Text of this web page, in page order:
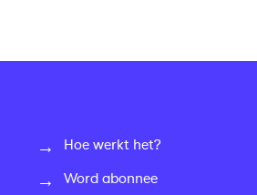
Hoe werkt het?
Word abonnee